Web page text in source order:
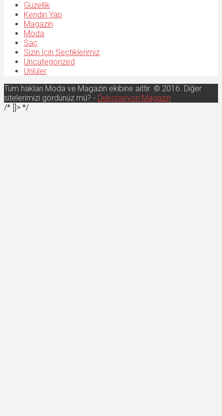
Güzellik
Kendin Yap
Magazin
Moda
Saç
Sizin İçin Seçtiklerimiz
Uncategorized
Ünlüler
Tüm hakları Moda ve Magazin ekibine aittir. © 2016. Diğer
sitelerimizi gördünüz mü? - Dekorasyon Magazin
/* ]]> */